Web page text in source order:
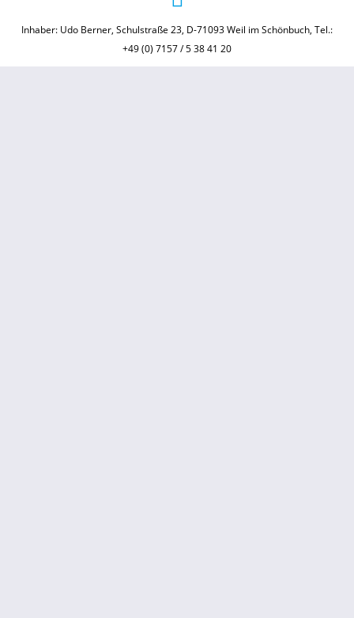
Inhaber: Udo Berner, Schulstraße 23, D-71093 Weil im Schönbuch, Tel.:
+49 (0) 7157 / 5 38 41 20